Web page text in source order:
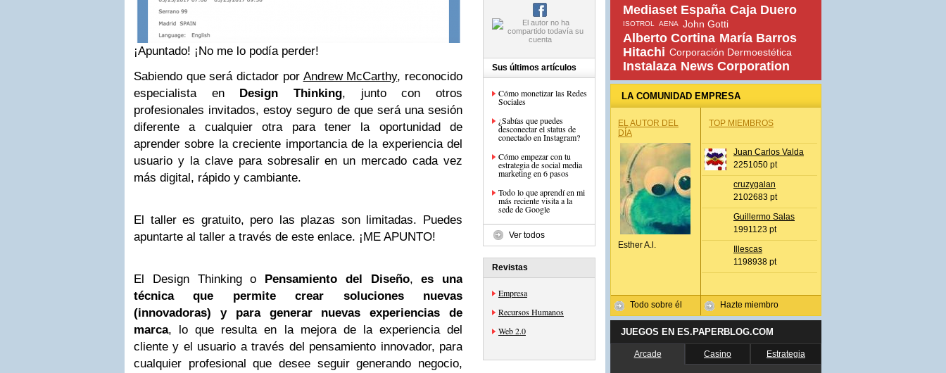
¡Apuntado! ¡No me lo podía perder!
Sabiendo que será dictador por Andrew McCarthy, reconocido
especialista en Design Thinking, junto con otros
profesionales invitados, estoy seguro de que será una sesión
diferente a cualquier otra para tener la oportunidad de
aprender sobre la creciente importancia de la experiencia del
usuario y la clave para sobresalir en un mercado cada vez
más digital, rápido y cambiante.
El taller es gratuito, pero las plazas son limitadas. Puedes
apuntarte al taller a través de este enlace. ¡ME APUNTO!
El Design Thinking o Pensamiento del Diseño,es una
técnica que permite crear soluciones nuevas
(innovadoras) y para generar nuevas experiencias de
marca, lo que resulta en la mejora de la experiencia del
cliente y el usuario a través del pensamiento innovador, para
cualquier profesional que desee seguir generando negocio,
Sus últimos artículos
Cómo monetizar las Redes
Sociales
¿Sabías que puedes
desconectar el status de
conectado en Instagram?
Cómo empezar con tu
estrategia de social media
marketing en 6 pasos
Todo lo que aprendí en mi
más reciente visita a la
sede de Google
Ver todos
Revistas
Empresa
Recursos Humanos
Web 2.0
Mediaset España Caja Duero
ISOTROL AENA John Gotti
Alberto Cortina María Barros
Hitachi Corporación Dermoestética
Instalaza News Corporation
LA COMUNIDAD EMPRESA
EL AUTOR DEL
DÍA
Esther A.l.
Todo sobre él
TOP MIEMBROS
Juan Carlos Valda
2251050 pt
cruzygalan
2102683 pt
Guillermo Salas
1991123 pt
Illescas
1198938 pt
Hazte miembro
JUEGOS EN ES.PAPERBLOG.COM
Arcade Casino Estrategia